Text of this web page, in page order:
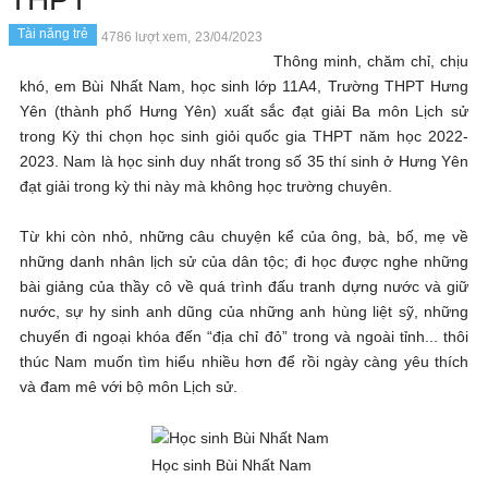
Tài năng trẻ 4786 lượt xem, 23/04/2023
Thông minh, chăm chỉ, chịu
khó, em Bùi Nhất Nam, học sinh lớp 11A4, Trường THPT Hưng
Yên (thành phố Hưng Yên) xuất sắc đạt giải Ba môn Lịch sử
trong Kỳ thi chọn học sinh giỏi quốc gia THPT năm học 2022-
2023. Nam là học sinh duy nhất trong số 35 thí sinh ở Hưng Yên
đạt giải trong kỳ thi này mà không học trường chuyên.
Từ khi còn nhỏ, những câu chuyện kể của ông, bà, bố, mẹ về
những danh nhân lịch sử của dân tộc; đi học được nghe những
bài giảng của thầy cô về quá trình đấu tranh dựng nước và giữ
nước, sự hy sinh anh dũng của những anh hùng liệt sỹ, những
chuyến đi ngoại khóa đến “địa chỉ đỏ” trong và ngoài tỉnh... thôi
thúc Nam muốn tìm hiểu nhiều hơn để rồi ngày càng yêu thích
và đam mê với bộ môn Lịch sử.
Học sinh Bùi Nhất Nam